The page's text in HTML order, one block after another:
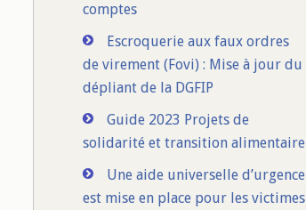
comptes
Escroquerie aux faux ordres
de virement (Fovi) : Mise à jour du
dépliant de la DGFIP
Guide 2023 Projets de
solidarité et transition alimentaire
Une aide universelle d’urgence
est mise en place pour les victimes